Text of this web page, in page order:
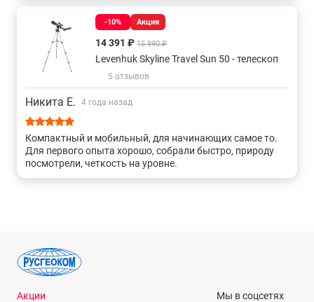
-10% Акция
14 391 ₽ 15 990 ₽
Levenhuk Skyline Travel Sun 50 - телескоп
5 отзывов
Никита Е. 4 года назад
Компактный и мобильный, для начинающих самое то.
Для первого опыта хорошо, собрали быстро, природу
посмотрели, четкость на уровне.
Акции
Мы в соцсетях